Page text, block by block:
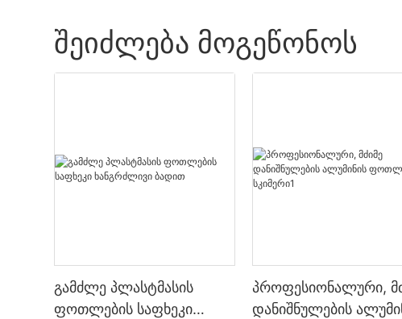
ᲨᲔᲘᲫᲚᲔᲑᲐ ᲛᲝᲒᲔᲬᲝᲜᲝᲡ
გამძლე პლასტმასის
ფოთლების საფხეკი
პროფესიონალური,
დანიშნულების